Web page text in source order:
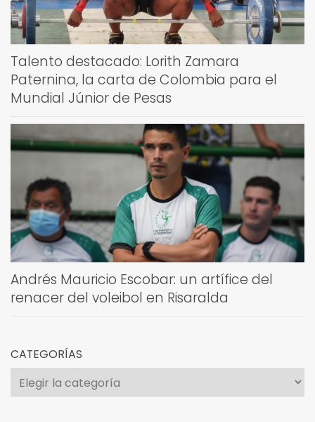
Talento destacado: Lorith Zamara
Paternina, la carta de Colombia para el
Mundial Júnior de Pesas
Andrés Mauricio Escobar: un artífice del
renacer del voleibol en Risaralda
CATEGORÍAS
Categorías